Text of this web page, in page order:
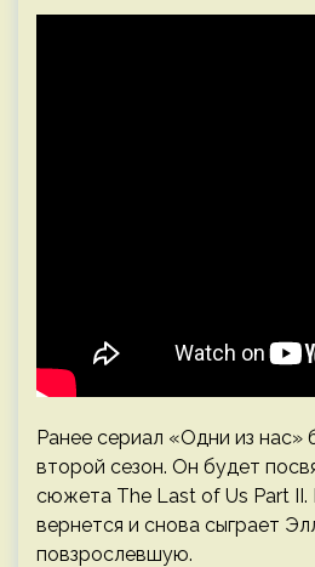
Ранее сериал «Одни из нас»
второй сезон. Он будет
сюжета The Last of Us Part II.
вернется и снова сыграет
повзрослевшую.